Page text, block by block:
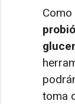
toma